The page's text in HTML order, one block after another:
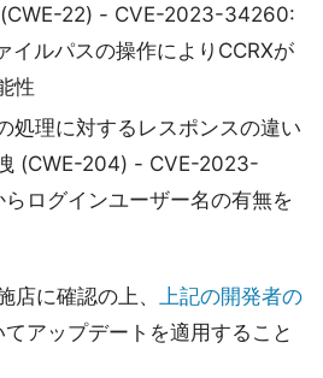
22) - CVE-2023-34260:
イルパスの操作によりCCRXが
性
処理に対するレスポンスの違い
(CWE-204) - CVE-2023-
ログインユーザー名の有無を
店に確認の上、
上記の開発者の
てアップデートを適用すること